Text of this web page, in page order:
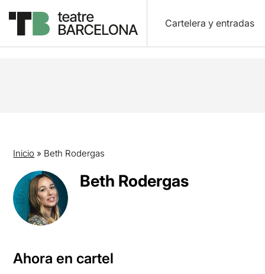
Cartelera y entradas
Inicio » Beth Rodergas
Beth Rodergas
Ahora en cartel